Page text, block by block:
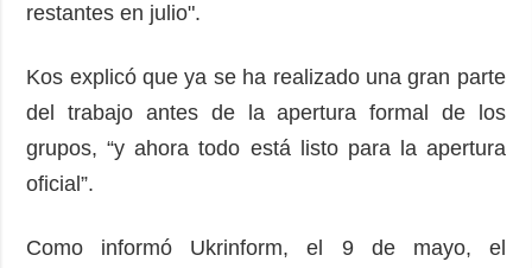
restantes en julio".
Kos explicó que ya se ha realizado una gran parte
del trabajo antes de la apertura formal de los
grupos, “y ahora todo está listo para la apertura
oficial”.
Como informó Ukrinform, el 9 de mayo, el